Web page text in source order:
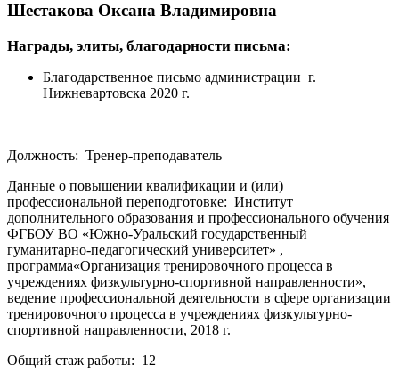
Шестакова Оксана Владимировна
Награды, элиты, благодарности письма:
Благодарственное письмо администрации г.
Нижневартовска 2020 г.
Должность: Тренер-преподаватель
Данные о повышении квалификации и (или)
профессиональной переподготовке: Институт
дополнительного образования и профессионального обучения
ФГБОУ ВО «Южно-Уральский государственный
гуманитарно-педагогический университет» ,
программа«Организация тренировочного процесса в
учреждениях физкультурно-спортивной направленности»,
ведение профессиональной деятельности в сфере организации
тренировочного процесса в учреждениях физкультурно-
спортивной направленности, 2018 г.
Общий стаж работы: 12